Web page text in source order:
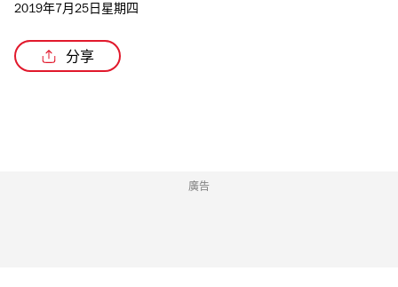
2019年7月25日星期四
分享
廣告